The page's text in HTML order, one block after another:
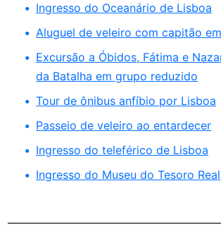
Ingresso do Oceanário de Lisboa
Aluguel de veleiro com capitão
Excursão a Óbidos, Fátima e
da Batalha em grupo reduzido
Tour de ônibus anfíbio por Lisboa
Passeio de veleiro ao entardecer
Ingresso do teleférico de Lisboa
Ingresso do Museu do Tesoro Real